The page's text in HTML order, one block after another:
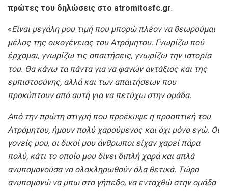
πρώτες του δηλώσεις στο atromitosfc.gr.
«Είναι μεγάλη μου τιμή που μπορώ πλέον να θεωρούμαι
μέλος της οικογένειας του Ατρόμητου. Γνωρίζω πού
έρχομαι, γνωρίζω τις απαιτήσεις, γνωρίζω την ιστορία
του. Θα κάνω τα πάντα για να φανών αντάξιος και της
εμπιστοσύνης, αλλά και των απαιτήσεων που
προκύπτουν από αυτή για να πετύχω στην ομάδα.
Από την πρώτη στιγμή που προέκυψε η προοπτική του
Ατρόμητου, ήμουν πολύ χαρούμενος και όχι μόνο εγώ. Οι
γονείς μου, οι δικοί μου άνθρωποι είχαν χαρεί πάρα
πολύ, κάτι το οποίο μου δίνει διπλή χαρά και απλά
ανυπομονούσα να ολοκληρωθούν όλα θετικά. Τώρα
ανυπομονώ να μπω στο γήπεδο, να ενταχθώ στην ομάδα